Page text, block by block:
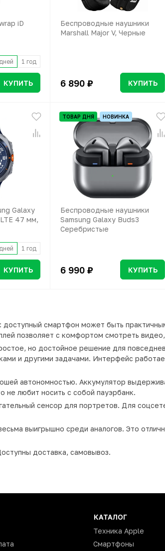
iD
1 год
КУПИТЬ
Galaxy
47 мм,
1 год
КУПИТЬ
Беспроводные наушники
Marshall Major V, Черные
6 890 ₽ КУПИТЬ
ТОВАР ДНЯ НОВИНКА
Беспроводные наушники
Samsung Galaxy Buds3
Серебристые
6 990 ₽ КУПИТЬ
смартфон может быть
позволяет с комфортом смотреть
но достойное решение для
и другими задачами. Интерфейс
автономностью. Аккумулятор
не любит носить с собой пауэрбанк.
сенсор для портретов. Для
выигрышно среди аналогов. Это
доставка, самовывоз.
КАТАЛОГ
Техника Apple
Смартфоны